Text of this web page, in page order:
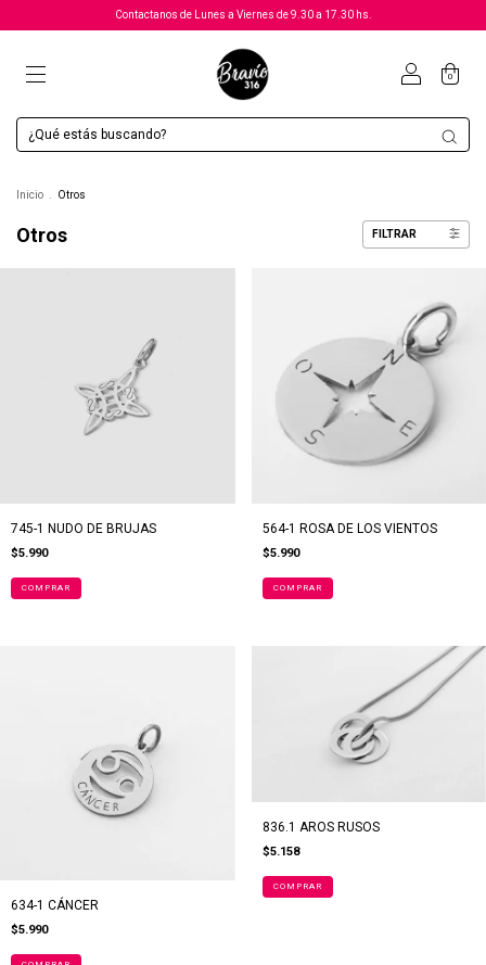
Contactanos de Lunes a Viernes de 9.30 a 17.30 hs.
0
Inicio Otros
Otros FILTRAR
745-1 NUDO DE BRUJAS
$5.990
564-1 ROSA DE LOS VIENTOS
$5.990
634-1 CÁNCER
$5.990
836.1 AROS RUSOS
$5.158
COMPRAR